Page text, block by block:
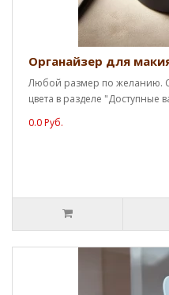
Органайзер для
Любой размер по желанию.
цвета в разделе "Доступные
0.0 Руб.